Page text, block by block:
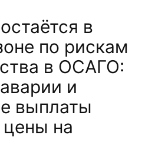
в
по рискам
в ОСАГО:
и
выплаты
на